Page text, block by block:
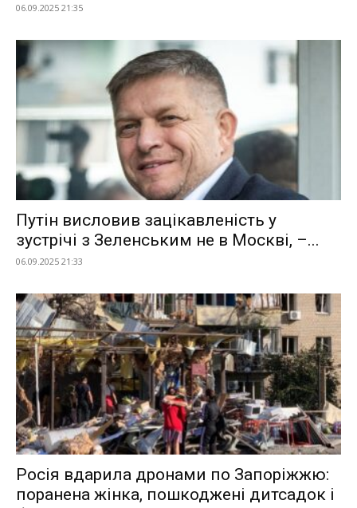
06.09.2025 21:35
Путін висловив зацікавленість у
зустрічі з Зеленським не в Москві, –...
06.09.2025 21:33
Росія вдарила дронами по Запоріжжю:
поранена жінка, пошкоджені дитсадок і